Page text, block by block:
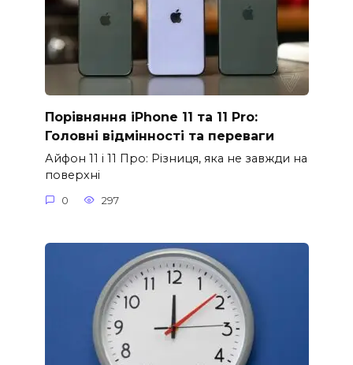
Порівняння iPhone 11 та 11 Pro:
Головні відмінності та переваги
Айфон 11 і 11 Про: Різниця, яка не завжди на
поверхні
0 297